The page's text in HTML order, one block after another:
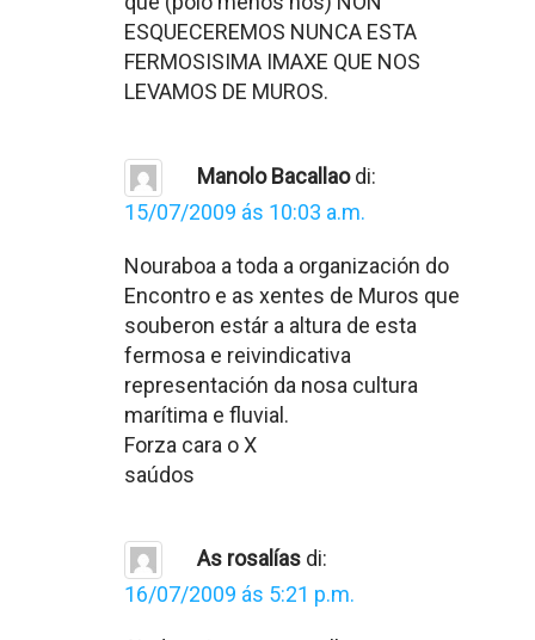
ESQUECEREMOS NUNCA ESTA
FERMOSISIMA IMAXE QUE NOS
LEVAMOS DE MUROS.
Manolo Bacallao di:
15/07/2009 ás 10:03 a.m.
Nouraboa a toda a organización do
Encontro e as xentes de Muros que
souberon estár a altura de esta
fermosa e reivindicativa
representación da nosa cultura
marítima e fluvial.
Forza cara o X
saúdos
As rosalías di:
16/07/2009 ás 5:21 p.m.